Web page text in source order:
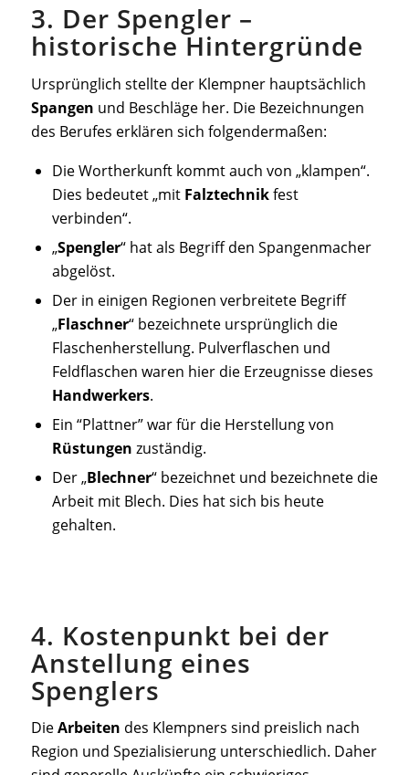
3. Der Spengler –
historische Hintergründe
Ursprünglich stellte der Klempner hauptsächlich
Spangen und Beschläge her. Die Bezeichnungen
des Berufes erklären sich folgendermaßen:
Die Wortherkunft kommt auch von „klampen“.
Dies bedeutet „mit Falztechnikfest
verbinden“.
„Spengler“ hat als Begriff den Spangenmacher
abgelöst.
Der in einigen Regionen verbreitete Begriff
„Flaschner“ bezeichnete ursprünglich die
Flaschenherstellung. Pulverflaschen und
Feldflaschen waren hier die Erzeugnisse dieses
Handwerkers.
Ein “Plattner” war für die Herstellung von
Rüstungen zuständig.
Der „Blechner“ bezeichnet und bezeichnete die
Arbeit mit Blech. Dies hat sich bis heute
gehalten.
4. Kostenpunkt bei der
Anstellung eines
Spenglers
DieArbeiten des Klempners sind preislich nach
Region und Spezialisierung unterschiedlich. Daher